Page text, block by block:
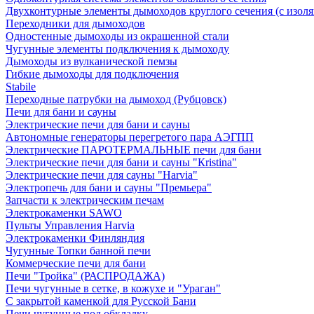
Двухконтурные элементы дымоходов круглого сечения (с
Переходники для дымоходов
Одностенные дымоходы из окрашенной стали
Чугунные элементы подключения к дымоходу
Дымоходы из вулканической пемзы
Гибкие дымоходы для подключения
Stabile
Переходные патрубки на дымоход (Рубцовск)
Печи для бани и сауны
Электрические печи для бани и сауны
Автономные генераторы перегретого пара АЭГПП
Электрические ПАРОТЕРМАЛЬНЫЕ печи для бани
Электрические печи для бани и сауны "Кristina"
Электрические печи для сауны "Harvia"
Электропечь для бани и сауны "Премьера"
Запчасти к электрическим печам
Электрокаменки SAWO
Пульты Управления Harvia
Электрокаменки Финляндия
Чугунные Топки банной печи
Коммерческие печи для бани
Печи "Тройка" (РАСПРОДАЖА)
Печи чугунные в сетке, в кожухе и "Ураган"
С закрытой каменкой для Русской Бани